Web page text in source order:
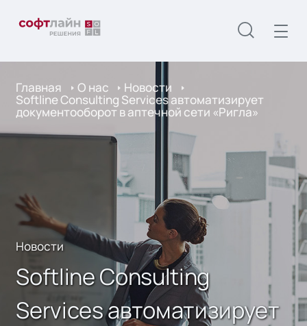
Главная О нас Новости
Softline Consulting Services автоматизирует
документооборот в аптечной сети «Ригла»
Новости
Softline Consulting
Services автоматизирует